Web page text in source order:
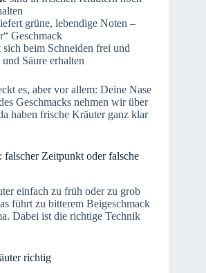
grüne, lebendige Noten –
Geschmack
sich beim Schneiden frei und
Säure erhalten
es, aber vor allem: Deine Nase
Geschmacks nehmen wir über
haben frische Kräuter ganz klar
falscher Zeitpunkt oder falsche
einfach zu früh oder zu grob
führt zu bitterem Beigeschmack
Dabei ist die richtige Technik
richtig